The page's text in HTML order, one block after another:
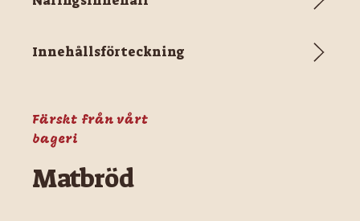
Innehållsförteckning
Färskt från vårt
bageri
Matbröd